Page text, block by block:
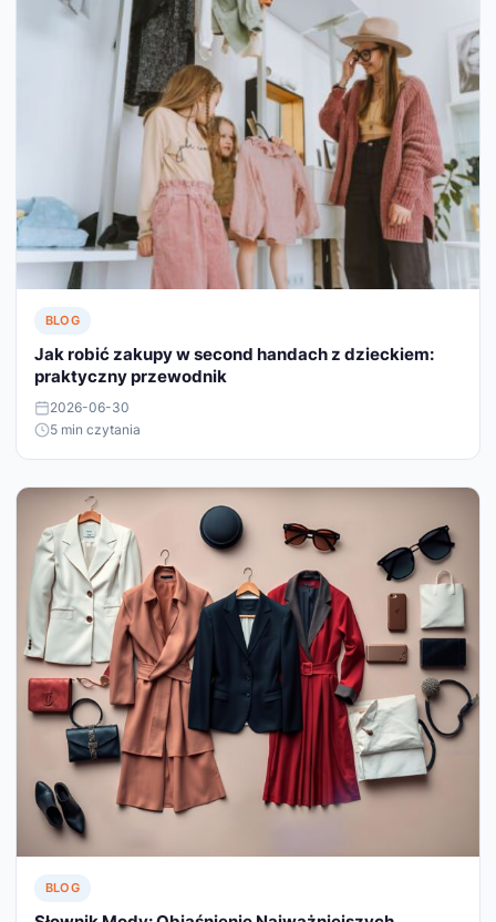
BLOG
Jak robić zakupy w second handach z dzieckiem:
praktyczny przewodnik
2026-06-30
5 min czytania
BLOG